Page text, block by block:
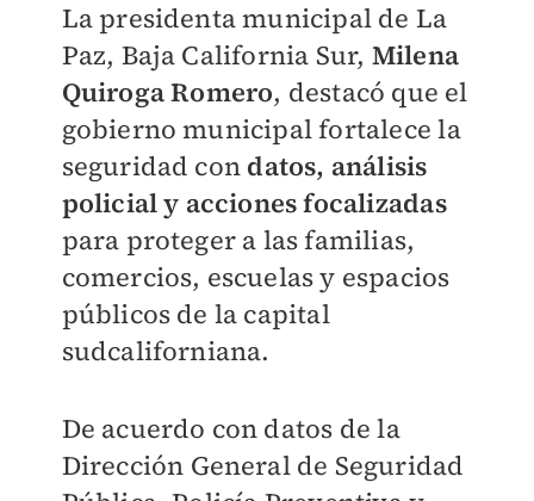
La presidenta municipal de La
Paz, Baja California Sur, Milena
Quiroga Romero, destacó que el
gobierno municipal fortalece la
seguridad con datos, análisis
policial y acciones focalizadas
para proteger a las familias,
comercios, escuelas y espacios
públicos de la capital
sudcaliforniana.
De acuerdo con datos de la
Dirección General de Seguridad